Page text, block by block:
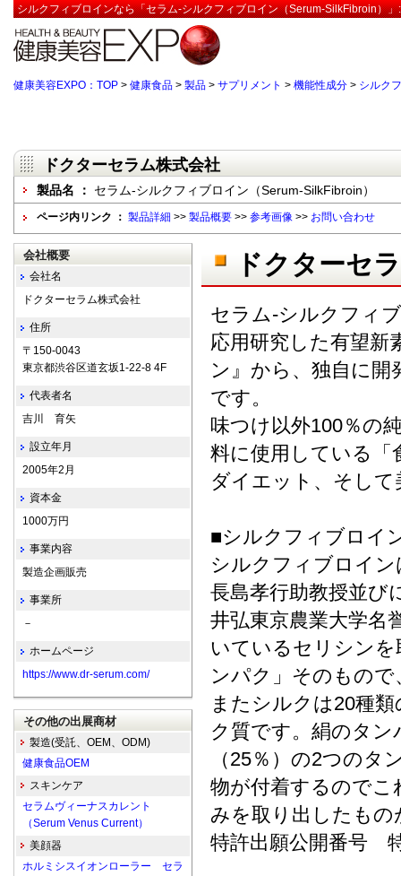
シルクフィブロインなら「セラム-シルクフィブロイン（Serum-SilkFibroin）
健康美容EXPO：TOP > 健康食品 > 製品 > サプリメント > 機能性成分 > シルク
ドクターセラム株式会社
製品名 ： セラム-シルクフィブロイン（Serum-SilkFibroin）
ページ内リンク ： 製品詳細 >> 製品概要 >> 参考画像 >> お問い合わせ
ドクターセ
セラム-シルクフィ
応用研究した有望新
ン』から、独自に
です。
味つけ以外100％の
料に使用している「
ダイエット、そして
■シルクフィブロイ
シルクフィブロイン
長島孝行助教授並
井弘東京農業大学名
いているセリシン
ンパク」そのもの
またシルクは20種
ク質です。絹のタ
（25％）の2つの
物が付着するので
みを取り出したも
特許出願公開番号
会社概要
会社名
ドクターセラム株式会社
住所
〒150-0043
東京都渋谷区道玄坂1-22-8 4F
代表者名
吉川 育矢
設立年月
2005年2月
資本金
1000万円
事業内容
製造企画販売
事業所
－
ホームページ
https://www.dr-serum.com/
その他の出展商材
製造(受託、OEM、ODM)
健康食品OEM
スキンケア
セラムヴィーナスカレント
（Serum Venus Current）
美顔器
ホルミシスイオンローラー セラ